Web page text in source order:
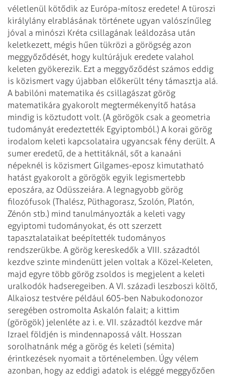
véletlenül kötődik az Európa-mítosz eredete! A türoszi
királylány elrablásának története ugyan valószínűleg
jóval a minószi Kréta csillagának leáldozása után
keletkezett, mégis hűen tükrözi a görögség azon
meggyőződését, hogy kultúrájuk eredete valahol
keleten gyökerezik. Ezt a meggyőződést számos eddig
is közismert vagy újabban előkerült tény támasztja alá.
A babilóni matematika és csillagászat görög
matematikára gyakorolt megtermékenyítő hatása
mindig is köztudott volt. (A görögök csak a geometria
tudományát eredeztették Egyiptomból.) A korai görög
irodalom keleti kapcsolataira ugyancsak fény derült. A
sumer eredetű, de a hettitáknál, sőt a kanaáni
népeknél is közismert Gilgames-eposz kimutatható
hatást gyakorolt a görögök egyik legismertebb
eposzára, az Odüsszeiára. A legnagyobb görög
filozófusok (Thalész, Püthagorasz, Szolón, Platón,
Zénón stb.) mind tanulmányozták a keleti vagy
egyiptomi tudományokat, és ott szerzett
tapasztalataikat beépítették tudományos
rendszerükbe. A görög kereskedők a VIII. századtól
kezdve szinte mindenütt jelen voltak a Közel-Keleten,
majd egyre több görög zsoldos is megjelent a keleti
uralkodók hadseregeiben. A VI. századi leszboszi költő,
Alkaiosz testvére például 605-ben Nabukodonozor
seregében ostromolta Askalón falait; a kittim
(görögök) jelenléte az i. e. VII. századtól kezdve már
Izrael földjén is mindennapossá vált. Hosszan
sorolhatnánk még a görög és keleti (sémita)
érintkezések nyomait a történelemben. Úgy vélem
azonban, hogy az eddigi adatok is eléggé meggyőzően